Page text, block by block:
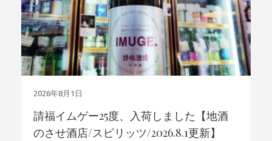
2026年8月1日
請福イムゲー25度、入荷しました【地酒
のさせ酒店/スピリッツ/2026.8.1更新】